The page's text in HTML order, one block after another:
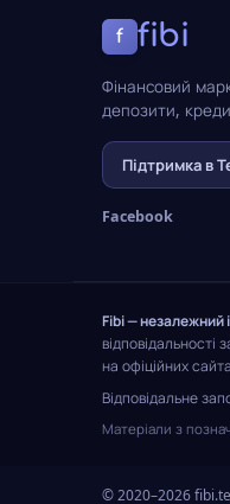
f fibi
Фінансовий
депозити,
Підтримка в
Facebook
Fibi — незалежний
на офіційних
Відповідальне
Матеріали з
© 2020–2026